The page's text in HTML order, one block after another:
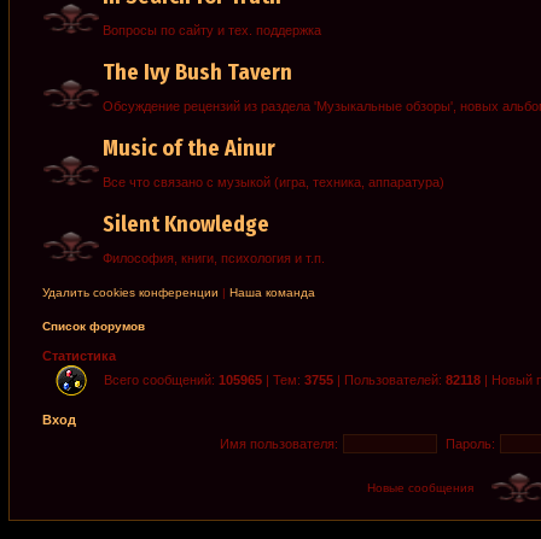
Вопросы по сайту и тех. поддержка
The Ivy Bush Tavern
Обсуждение рецензий из раздела 'Музыкальные обзоры', новых
Music of the Ainur
Все что связано с музыкой (игра, техника, аппаратура)
Silent Knowledge
Философия, книги, психология и т.п.
Удалить cookies конференции | Наша команда
Список форумов
Статистика
Всего сообщений: 105965 | Тем: 3755 | Пользователей: 82118 | Новый
Вход
Имя пользователя:
Пароль:
Новые сообщения